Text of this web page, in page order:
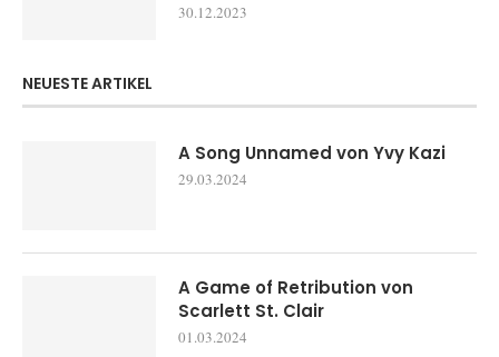
30.12.2023
NEUESTE ARTIKEL
A Song Unnamed von Yvy Kazi
29.03.2024
A Game of Retribution von
Scarlett St. Clair
01.03.2024